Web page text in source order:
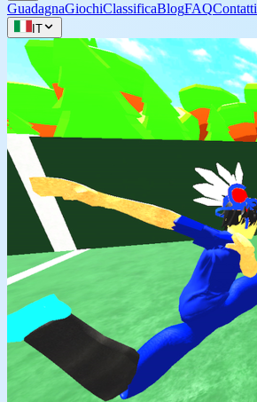
GuadagnaGiochiClassificaBlogFAQContatti
IT